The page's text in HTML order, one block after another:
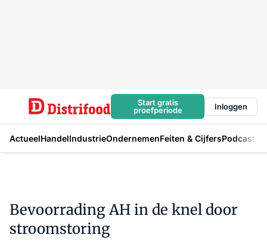
Start gratis
proefperiode
Inloggen
ActueelHandelIndustrieOndernemenFeiten & CijfersPodcast
Bevoorrading AH in de knel door
stroomstoring